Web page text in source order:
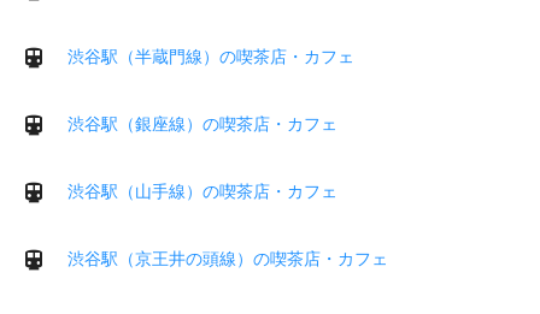
渋谷駅（半蔵門線）の喫茶店・カフェ
渋谷駅（銀座線）の喫茶店・カフェ
渋谷駅（山手線）の喫茶店・カフェ
渋谷駅（京王井の頭線）の喫茶店・カフェ